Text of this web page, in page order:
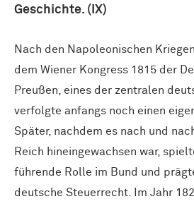
Geschichte. (IX)
Nach den Napoleonischen
dem Wiener Kongress 1815 der
Preußen, eines der zentralen
verfolgte anfangs noch einen
Später, nachdem es nach und
Reich hineingewachsen war,
führende Rolle im Bund und
deutsche Steuerrecht. Im Jahr